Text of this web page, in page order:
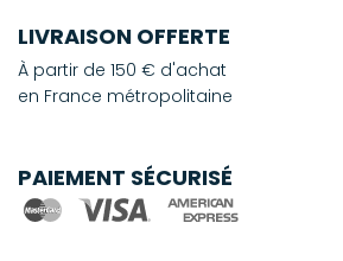
LIVRAISON OFFERTE
À partir de 150 € d'achat
en France métropolitaine
PAIEMENT SÉCURISÉ